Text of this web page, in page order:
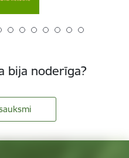
bija noderīga?